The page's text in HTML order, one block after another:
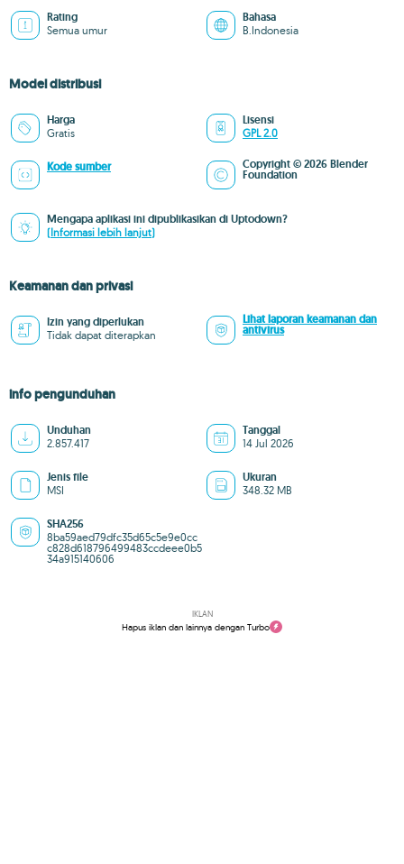
Rating
Semua umur
Bahasa
B.Indonesia
Model distribusi
Harga
Gratis
Lisensi
GPL 2.0
Kode sumber Copyright © 2026 Blender
Foundation
Mengapa aplikasi ini dipublikasikan di Uptodown?
(Informasi lebih lanjut)
Keamanan dan privasi
Izin yang diperlukan
Tidak dapat diterapkan
Lihat laporan keamanan dan
antivirus
info pengunduhan
Unduhan
2.857.417
Tanggal
14 Jul 2026
Jenis file
MSI
Ukuran
348.32 MB
SHA256
8ba59aed79dfc35d65c5e9e0cc
c828d618796499483ccdeee0b5
34a915140606
IKLAN
Hapus iklan dan lainnya dengan Turbo